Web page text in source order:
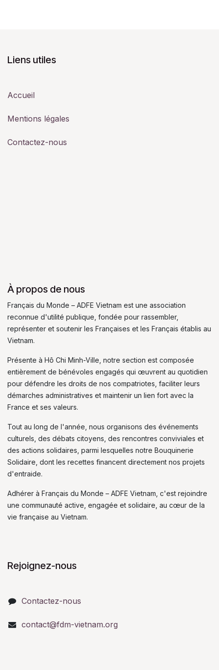
Liens utiles
Accueil
Mentions légales
Contactez-nous
À propos de nous
Français du Monde – ADFE Vietnam est une association
reconnue d'utilité publique, fondée pour rassembler,
représenter et soutenir les Françaises et les Français établis au
Vietnam.
Présente à Hô Chi Minh-Ville, notre section est composée
entièrement de bénévoles engagés qui œuvrent au quotidien
pour défendre les droits de nos compatriotes, faciliter leurs
démarches administratives et maintenir un lien fort avec la
France et ses valeurs.
Tout au long de l'année, nous organisons des événements
culturels, des débats citoyens, des rencontres conviviales et
des actions solidaires, parmi lesquelles notre Bouquinerie
Solidaire, dont les recettes financent directement nos projets
d'entraide.
Adhérer à Français du Monde – ADFE Vietnam, c'est rejoindre
une communauté active, engagée et solidaire, au cœur de la
vie française au Vietnam.
Rejoignez-nous
Contactez-nous
contact@fdm-vietnam.org